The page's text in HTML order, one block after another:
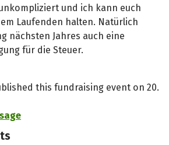
und ich kann euch
Laufenden halten. Natürlich
nächsten Jahres auch eine
für die Steuer.
this fundraising event on 20.